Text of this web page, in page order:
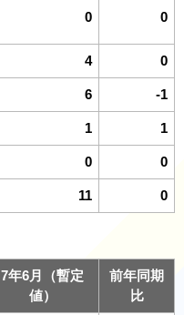
0 0
4 0
6 -1
1 1
0 0
11 0
7年6月（暫定
値）
前年同期
比